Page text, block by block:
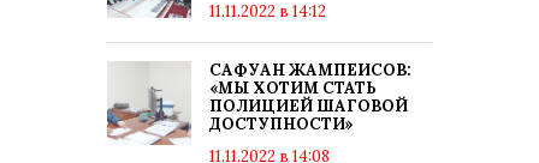
11.11.2022 в 14:12
САФУАН ЖАМПЕИСОВ:
«МЫ ХОТИМ СТАТЬ
ПОЛИЦИЕЙ ШАГОВОЙ
ДОСТУПНОСТИ»
11.11.2022 в 14:08